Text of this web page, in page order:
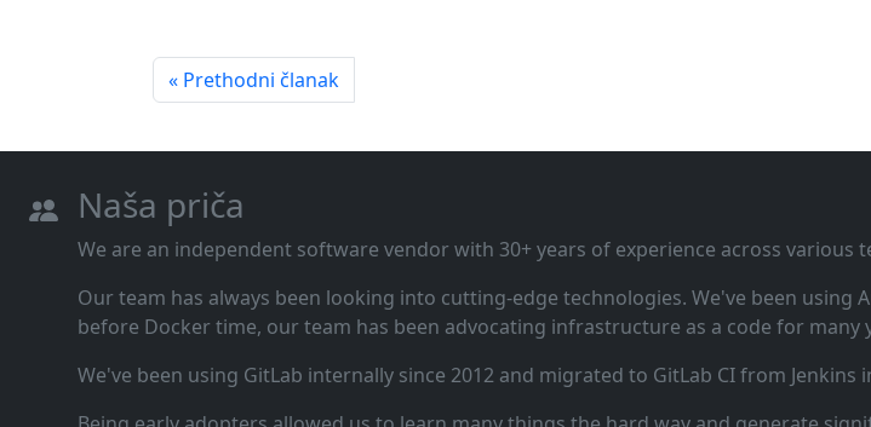
« Prethodni članak
Naša priča
We are an independent software vendor with 30+ years of experience across various
Our team has always been looking into cutting‑edge technologies. We've been
before Docker time, our team has been advocating infrastructure as a code for many
We've been using GitLab internally since 2012 and migrated to GitLab CI from